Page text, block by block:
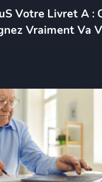
Votre Livret A :
Vraiment Va